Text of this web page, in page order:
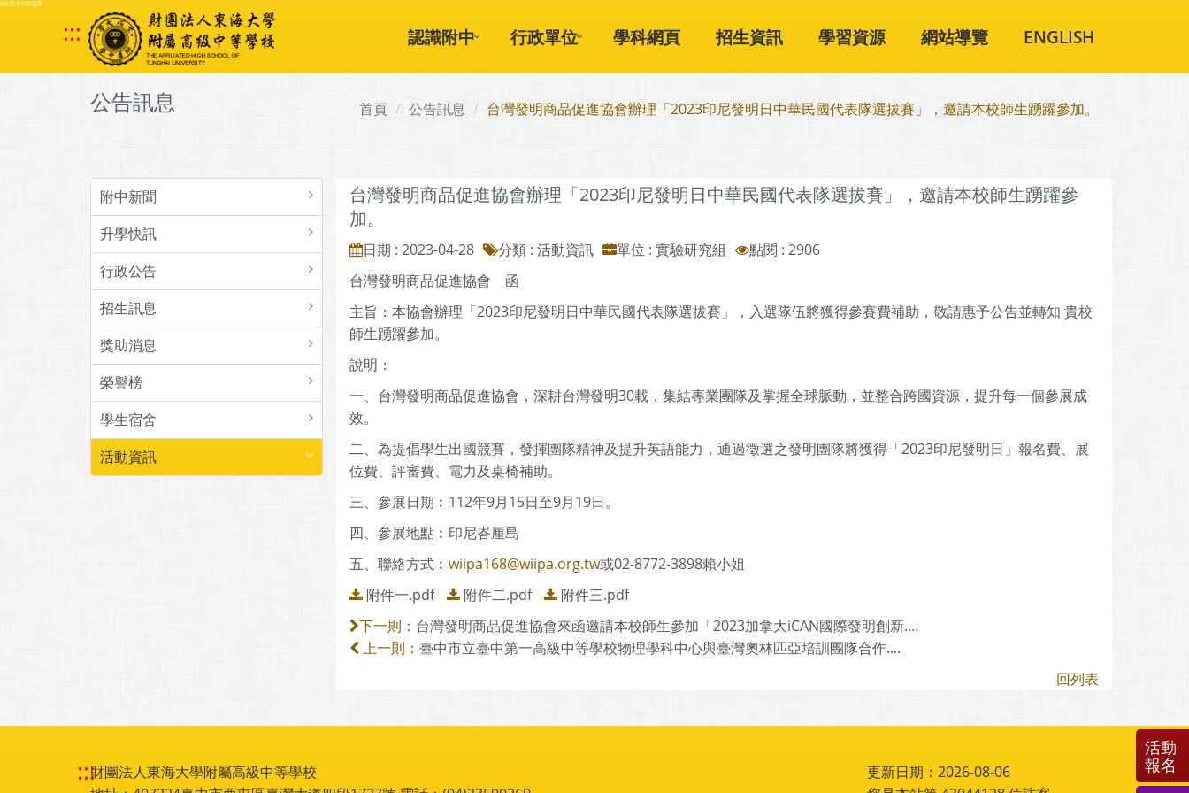
跳到主要內容區塊
::: 認識附中 行政單位 學科網頁 招生資訊 學習資源 網站導覽 ENGLISH
公告訊息 首頁 公告訊息 台灣發明商品促進協會辦理「2023印尼發明日中華民國代表隊選拔賽」，邀請本校師生踴躍參加。
附中新聞
升學快訊
行政公告
招生訊息
獎助消息
榮譽榜
學生宿舍
活動資訊
台灣發明商品促進協會辦理「2023印尼發明日中華民國代表隊選拔賽」，邀請本校師生踴躍參
加。
日期 : 2023-04-28 分類 : 活動資訊 單位 : 實驗研究組
點閱 : 2906
台灣發明商品促進協會 函
主旨：本協會辦理「2023印尼發明日中華民國代表隊選拔賽」，入選隊伍將獲得參賽費補助，敬請惠予公告並轉知 貴校
師生踴躍參加。
說明：
一、台灣發明商品促進協會，深耕台灣發明30載，集結專業團隊及掌握全球脈動，並整合跨國資源，提升每一個參展成
效。
二、為提倡學生出國競賽，發揮團隊精神及提升英語能力，通過徵選之發明團隊將獲得「2023印尼發明日」報名費、展
位費、評審費、電力及桌椅補助。
三、參展日期︰112年9月15日至9月19日。
四、參展地點︰印尼峇厘島
五、聯絡方式︰ wiipa168@wiipa.org.tw或02-8772-3898賴小姐
附件一.pdf
附件二.pdf 附件三.pdf
下一則： 台灣發明商品促進協會來函邀請本校師生參加「2023加拿大iCAN國際發明創新....
上一則： 臺中市立臺中第一高級中等學校物理學科中心與臺灣奧林匹亞培訓團隊合作....
回列表
:::財團法人東海大學附屬高級中等學校
更新日期：2026-08-06
活動
報名